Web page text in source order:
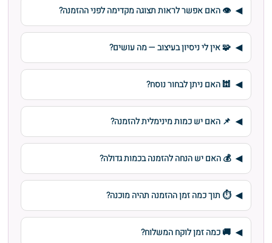
👁️ האם אפשר לראות תצוגה מקדימה לפני ההזמנה?
🧩 אין לי ניסיון בעיצוב — מה עושים?
🕍 האם ניתן לבחור נוסח?
📌 האם יש כמות מינימלית להזמנה?
💰 האם יש הנחה להזמנה בכמות גדולה?
⏱️ תוך כמה זמן ההזמנה תהיה מוכנה?
🚚 כמה זמן לוקח המשלוח?